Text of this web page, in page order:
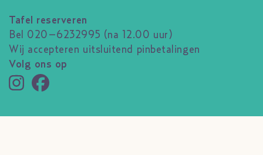
Tafel reserveren
Bel 020–6232995 (na 12.00 uur)
Wij accepteren uitsluitend pinbetalingen
Volg ons op